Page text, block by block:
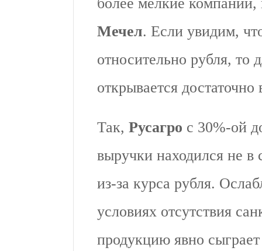
Мечел. Если увидим,
относительно рубля, то
открывается
Так, Русагро с 30%-ой
выручки находился не
из-за курса рубля.
условиях отсутствия
продукцию явно